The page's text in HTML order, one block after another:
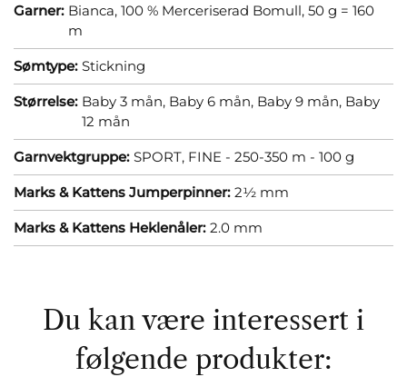
Garner: Bianca, 100 % Merceriserad Bomull, 50 g = 160
m
Sømtype: Stickning
Størrelse: Baby 3 mån, Baby 6 mån, Baby 9 mån, Baby
12 mån
Garnvektgruppe: SPORT, FINE - 250-350 m - 100 g
Marks & Kattens Jumperpinner: 2½ mm
Marks & Kattens Heklenåler: 2.0 mm
Du kan være interessert i
følgende produkter: